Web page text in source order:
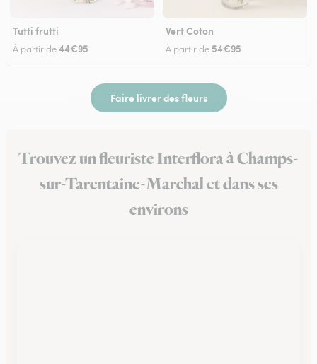
Tutti frutti
À partir de44€95
Vert Coton
À partir de 54€95
Faire livrer des fleurs
Trouvez un fleuriste Interflora à Champs-
sur-Tarentaine-Marchal et dans ses
environs